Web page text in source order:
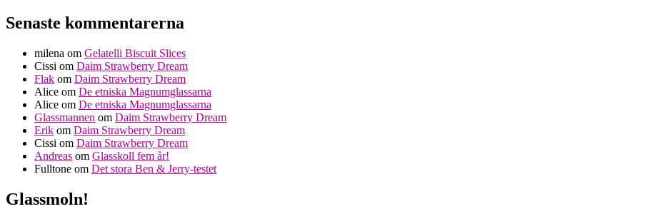
Senaste kommentarerna
milena om Gelatelli Biscuit Slices
Cissi om Daim Strawberry Dream
Flak om Daim Strawberry Dream
Alice om De etniska Magnumglassarna
Alice om De etniska Magnumglassarna
Glassmannen om Daim Strawberry Dream
Erik om Daim Strawberry Dream
Cissi om Daim Strawberry Dream
Andreas om Glasskoll fem år!
Fulltone om Det stora Ben & Jerry-testet
Glassmoln!